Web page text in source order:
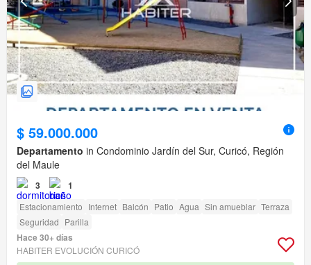
$ 59.000.000
Departamento in Condominio Jardín del Sur, Curicó, Región
del Maule
3 1
Estacionamiento Internet Balcón Patio Agua Sin amueblar Terraza
Seguridad Parilla
Hace 30+ días
HABITER EVOLUCIÓN CURICÓ